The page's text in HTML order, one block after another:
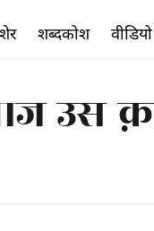
आज उस
शेर शब्दकोश वीडियो